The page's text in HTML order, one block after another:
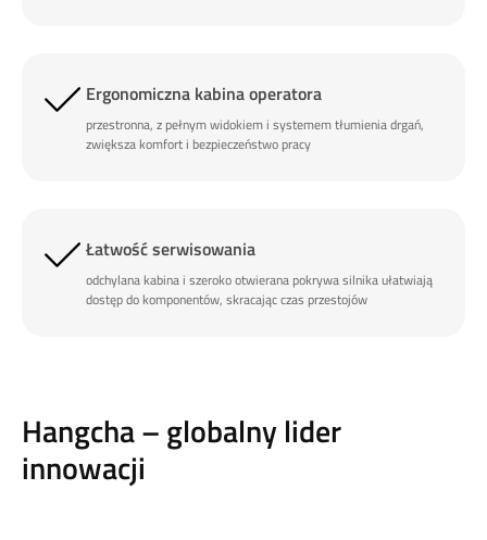
Ergonomiczna kabina operatora
przestronna, z pełnym widokiem i systemem tłumienia drgań,
zwiększa komfort i bezpieczeństwo pracy
Łatwość serwisowania
odchylana kabina i szeroko otwierana pokrywa silnika ułatwiają
dostęp do komponentów, skracając czas przestojów
Hangcha – globalny lider
innowacji